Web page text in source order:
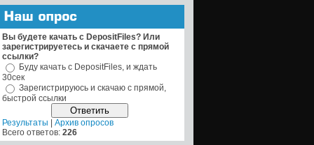
Вы будете качать с DepositFiles? Или
зарегистрируетесь и скачаете с прямой
ссылки?
Буду качать с DepositFiles, и ждать
30сек
Зарегистрируюсь и скачаю с прямой,
быстрой ссылки
Результаты
Архив опросов
Всего ответов: 226